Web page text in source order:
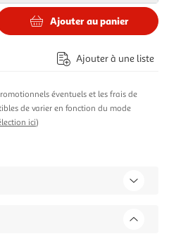
Ajouter au panier
Ajouter à une liste
éventuels et les frais de
de varier en fonction du mode
ici)